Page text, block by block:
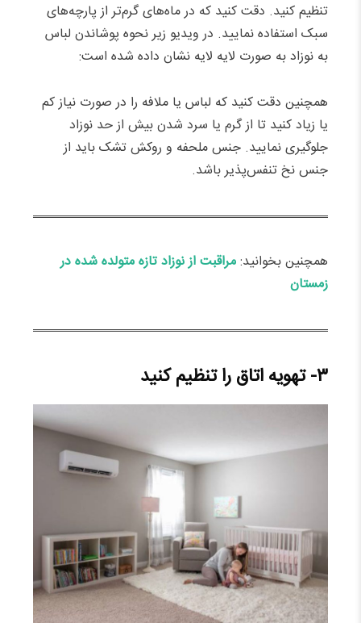
تنظیم کنید. دقت کنید که در ماه‌های گرم‌تر از پارچه‌های
سبک استفاده نمایید. در ویدیو زیر نحوه پوشاندن لباس
به نوزاد به صورت لایه لایه نشان داده شده است:
همچنین دقت کنید که لباس یا ملافه را در صورت نیاز کم
یا زیاد کنید تا از گرم یا سرد شدن بیش از حد نوزاد
جلوگیری نمایید. جنس ملحفه و روکش تشک باید از
جنس نخ تنفس‌پذیر باشد.
همچنین بخوانید:مراقبت از نوزاد تازه متولده شده در
زمستان
۳- تهویه اتاق را تنظیم کنید